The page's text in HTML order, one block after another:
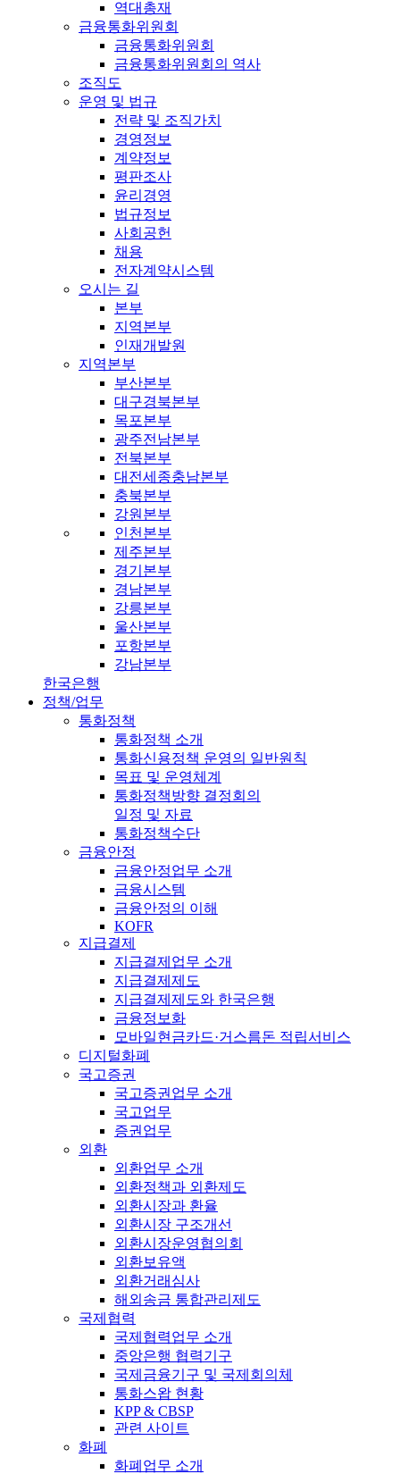
역대총재
금융통화위원회
금융통화위원회
금융통화위원회의 역사
조직도
운영 및 법규
전략 및 조직가치
경영정보
계약정보
평판조사
윤리경영
법규정보
사회공헌
채용
전자계약시스템
오시는 길
본부
지역본부
인재개발원
지역본부
부산본부
대구경북본부
목포본부
광주전남본부
전북본부
대전세종충남본부
충북본부
강원본부
인천본부
제주본부
경기본부
경남본부
강릉본부
울산본부
포항본부
강남본부
한국은행
정책/업무
통화정책
통화정책 소개
통화신용정책 운영의 일반원칙
목표 및 운영체계
통화정책방향 결정회의
일정 및 자료
통화정책수단
금융안정
금융안정업무 소개
금융시스템
금융안정의 이해
KOFR
지급결제
지급결제업무 소개
지급결제제도
지급결제제도와 한국은행
금융정보화
모바일현금카드·거스름돈 적립서비스
디지털화폐
국고증권
국고증권업무 소개
국고업무
증권업무
외환
외환업무 소개
외환정책과 외환제도
외환시장과 환율
외환시장 구조개선
외환시장운영협의회
외환보유액
외환거래심사
해외송금 통합관리제도
국제협력
국제협력업무 소개
중앙은행 협력기구
국제금융기구 및 국제회의체
통화스왑 현황
KPP & CBSP
관련 사이트
화폐
화폐업무 소개